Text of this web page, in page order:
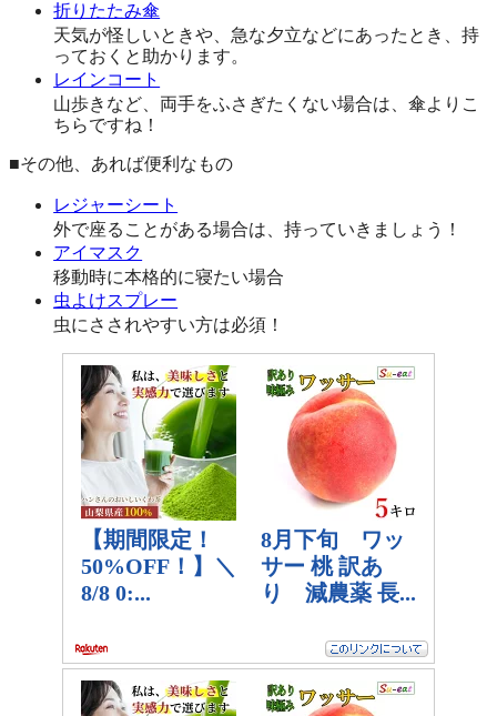
折りたたみ傘
天気が怪しいときや、急な夕立などにあったとき、持
っておくと助かります。
レインコート
山歩きなど、両手をふさぎたくない場合は、傘よりこ
ちらですね！
■その他、あれば便利なもの
レジャーシート
外で座ることがある場合は、持っていきましょう！
アイマスク
移動時に本格的に寝たい場合
虫よけスプレー
虫にさされやすい方は必須！